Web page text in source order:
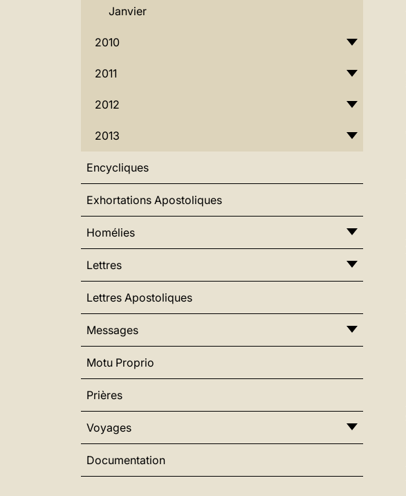
Janvier
2010
2011
2012
2013
Encycliques
Exhortations Apostoliques
Homélies
Lettres
Lettres Apostoliques
Messages
Motu Proprio
Prières
Voyages
Documentation